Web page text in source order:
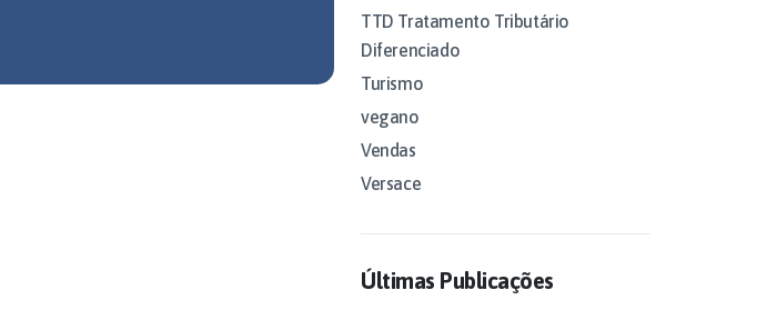
TTD Tratamento Tributário
Diferenciado
Turismo
vegano
Vendas
Versace
Últimas Publicações